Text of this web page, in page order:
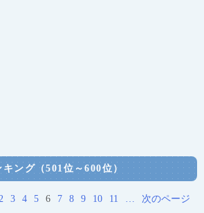
ング（501位～600位）
3 4 5 6 7 8 9 10 11 … 次のページ